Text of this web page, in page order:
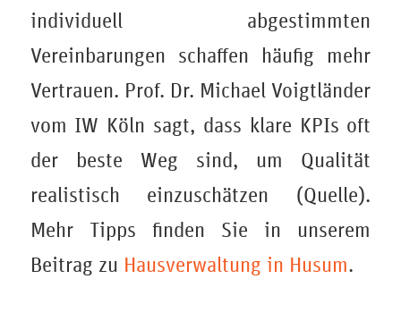
individuell abgestimmten
Vereinbarungen schaffen häufig mehr
Vertrauen. Prof. Dr. Michael Voigtländer
vom IW Köln sagt, dass klare KPIs oft
der beste Weg sind, um Qualität
realistisch einzuschätzen (Quelle).
Mehr Tipps finden Sie in unserem
Beitrag zu Hausverwaltung in Husum.